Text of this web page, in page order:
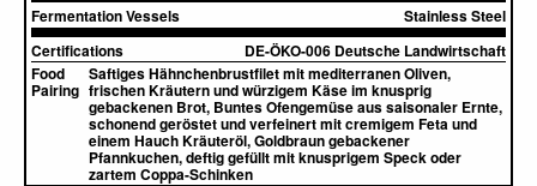
Fermentation Vessels
Stainless Steel
Certifications
DE-ÖKO-006 Deutsche Landwirtschaft
Food
Pairing
Saftiges Hähnchenbrustfilet mit mediterranen Oliven,
frischen Kräutern und würzigem Käse im knusprig
gebackenen Brot, Buntes Ofengemüse aus saisonaler Ernte,
schonend geröstet und verfeinert mit cremigem Feta und
einem Hauch Kräuteröl, Goldbraun gebackener
Pfannkuchen, deftig gefüllt mit knusprigem Speck oder
zartem Coppa-Schinken